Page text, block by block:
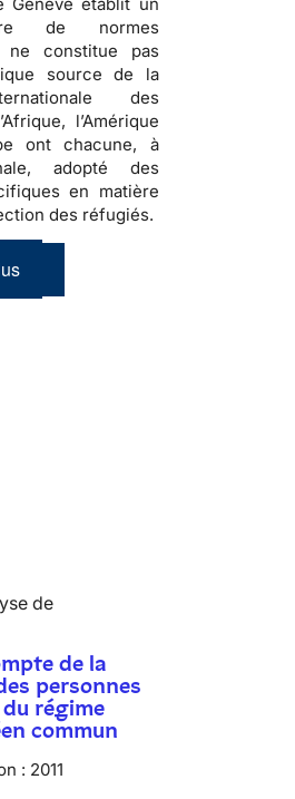
de normes
ne constitue pas
source de la
des
l’Amérique
ont chacune, à
adopté des
en matière
des réfugiés.
de
de la
personnes
régime
commun
: 2011